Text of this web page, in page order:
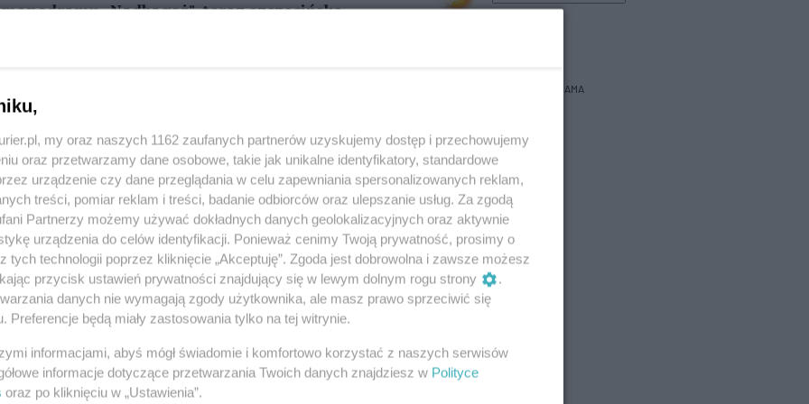
„Nadbagaż", teraz szczecińska
niezwykły spektakl - już w środę (11
Rzeźnia o godz. 19. Wystąpi Karolina
Każdy z nas dźwiga codziennie jakiś
i planów. Co kryje w sobie walizka bohaterki
wraca do Polski? Okazuje się, że jest tak
skarby beztroskiego dzieciństwa. Bohaterka
jest jej przeszłość, i krok po kroku
z tęsknoty za bliskimi i niezgody na porzucenie
z rzeczywistością oraz próba znalezienia
latach można jeszcze odnaleźć dom, w którym
REKLAMA
my oraz naszych 1162 zaufanych partnerów uzyskujemy dostęp i przechowujemy
oraz przetwarzamy dane osobowe, takie jak unikalne identyfikatory, standardowe
urządzenie czy dane przeglądania w celu zapewniania spersonalizowanych reklam,
treści, pomiar reklam i treści, badanie odbiorców oraz ulepszanie usług. Za zgodą
Partnerzy możemy używać dokładnych danych geolokalizacyjnych oraz aktywnie
urządzenia do celów identyfikacji. Ponieważ cenimy Twoją prywatność, prosimy o
tych technologii poprzez kliknięcie „Akceptuję”. Zgoda jest dobrowolna i zawsze możesz
przycisk ustawień prywatności znajdujący się w lewym dolnym rogu strony
.
danych nie wymagają zgody użytkownika, ale masz prawo sprzeciwić się
Preferencje będą miały zastosowania tylko na tej witrynie.
informacjami, abyś mógł świadomie i komfortowo korzystać z naszych serwisów
informacje dotyczące przetwarzania Twoich danych znajdziesz w Polityce
oraz po kliknięciu w „Ustawienia”.